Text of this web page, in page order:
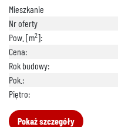
Mieszkanie
Nr oferty
Pow. [m2]:
Cena:
Rok budowy:
Pok.:
Piętro:
Pokaż szczegóły